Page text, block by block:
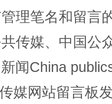
理笔名和留言
传媒、中国公
闻China
媒网站留言板